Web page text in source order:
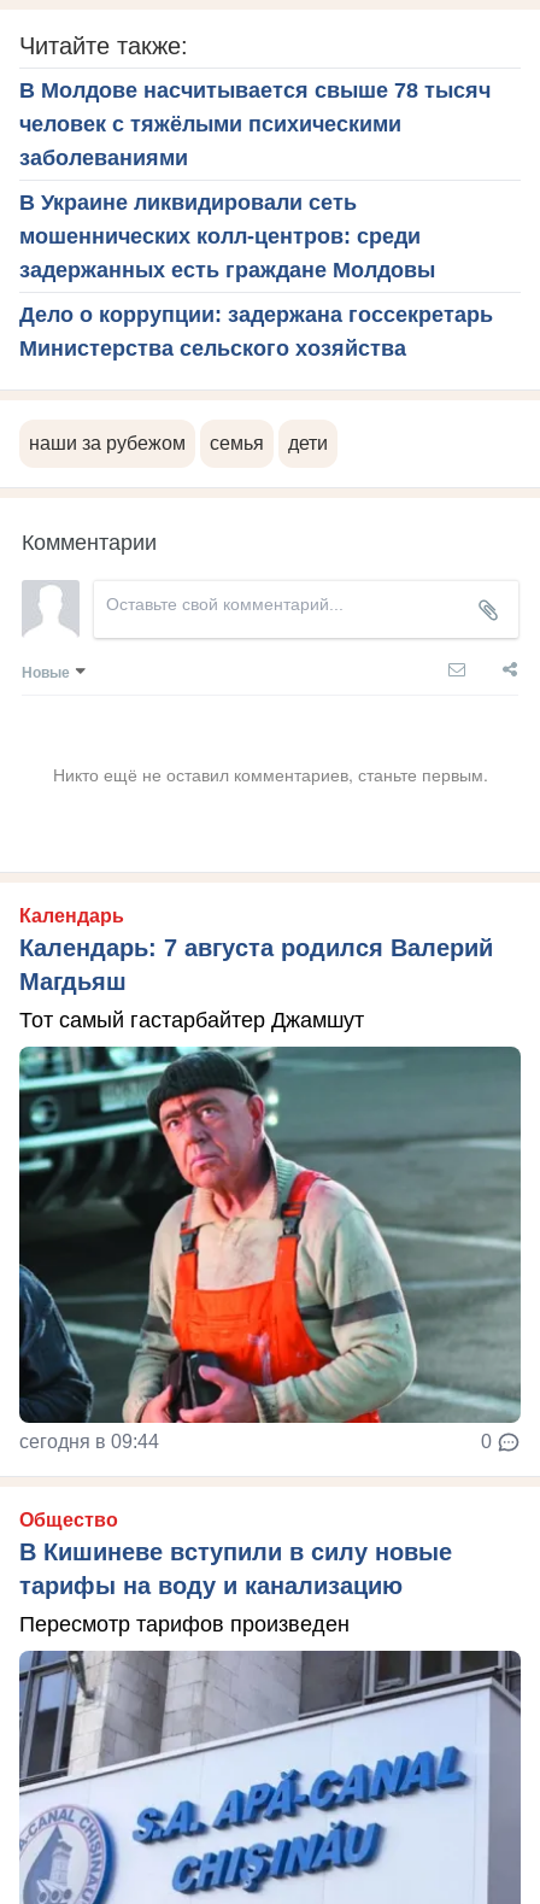
Читайте также:
В Молдове насчитывается свыше 78 тысяч
человек с тяжёлыми психическими
заболеваниями
В Украине ликвидировали сеть
мошеннических колл-центров: среди
задержанных есть граждане Молдовы
Дело о коррупции: задержана госсекретарь
Министерства сельского хозяйства
наши за рубежом семья дети
Комментарии
Новые
Никто ещё не оставил комментариев, станьте первым.
Календарь
Календарь: 7 августа родился Валерий
Магдьяш
Тот самый гастарбайтер Джамшут
сегодня в 09:44 0
Общество
В Кишиневе вступили в силу новые
тарифы на воду и канализацию
Пересмотр тарифов произведен